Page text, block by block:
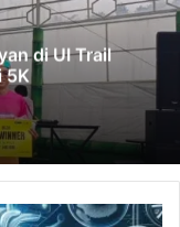
di UI Trail
5K